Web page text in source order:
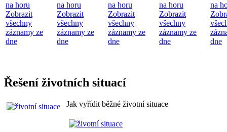
na horu
Zobrazit
všechny
záznamy ze
dne
na horu
Zobrazit
všechny
záznamy ze
dne
na horu
Zobrazit
všechny
záznamy ze
dne
na horu
Zobrazit
všechny
záznamy ze
dne
na
dne
Řešení životních situací
Jak vyřídit běžné životní situace